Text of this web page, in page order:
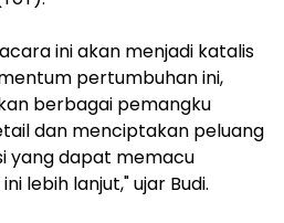
ini akan menjadi katalis
pertumbuhan ini,
berbagai pemangku
dan menciptakan peluang
yang dapat memacu
lebih lanjut," ujar Budi.